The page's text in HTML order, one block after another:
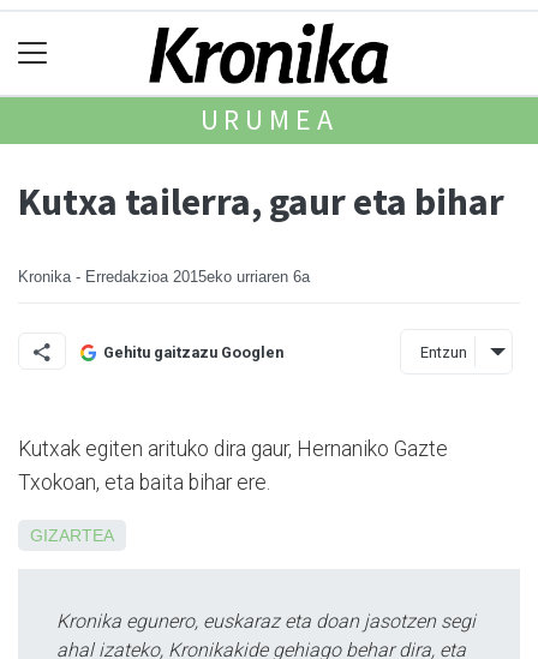
URUMEA
Kutxa tailerra, gaur eta bihar
Kronika - Erredakzioa 2015eko urriaren 6a
Gehitu gaitzazu Googlen Entzun
Kutxak egiten arituko dira gaur, Hernaniko Gazte
Txokoan, eta baita bihar ere.
GIZARTEA
Kronika egunero, euskaraz eta doan jasotzen segi
ahal izateko, Kronikakide gehiago behar dira, eta